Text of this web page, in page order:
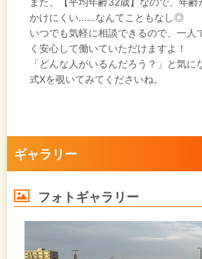
かけにくい……なんてこともなし◎
いつでも気軽に相談できるので、一人
く安心して働いていただけますよ！
「どんな人がいるんだろう？」と気
式Xを覗いてみてくださいね。
ギャラリー
フォトギャラリー